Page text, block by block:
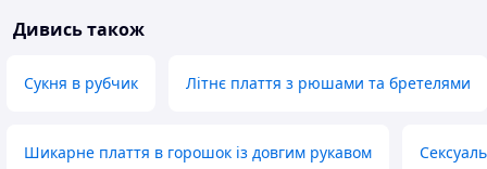
Дивись також
Сукня в рубчик Літнє плаття з рюшами та бретелями
Шикарне плаття в горошок із довгим рукавом